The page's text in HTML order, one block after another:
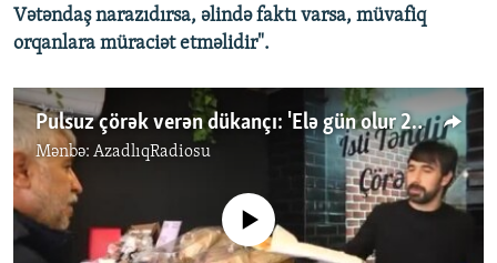
Vətəndaş narazıdırsa, əlində faktı varsa, müvafiq
orqanlara müraciət etməlidir".
Pulsuz çörək verən dükançı: 'Elə gün olur 20 nəfər gəlir'
Mənbə: AzadlıqRadiosu
No media source currently available